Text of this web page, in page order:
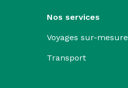
Nos services
Voyages sur-mesure
Transport